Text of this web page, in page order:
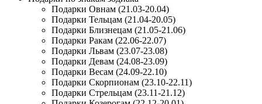
Подарки Овнам (21.03-20.04)
Подарки Тельцам (21.04-20.05)
Подарки Близнецам (21.05-21.06)
Подарки Ракам (22.06-22.07)
Подарки Львам (23.07-23.08)
Подарки Девам (24.08-23.09)
Подарки Весам (24.09-22.10)
Подарки Скорпионам (23.10-22.11)
Подарки Стрельцам (23.11-21.12)